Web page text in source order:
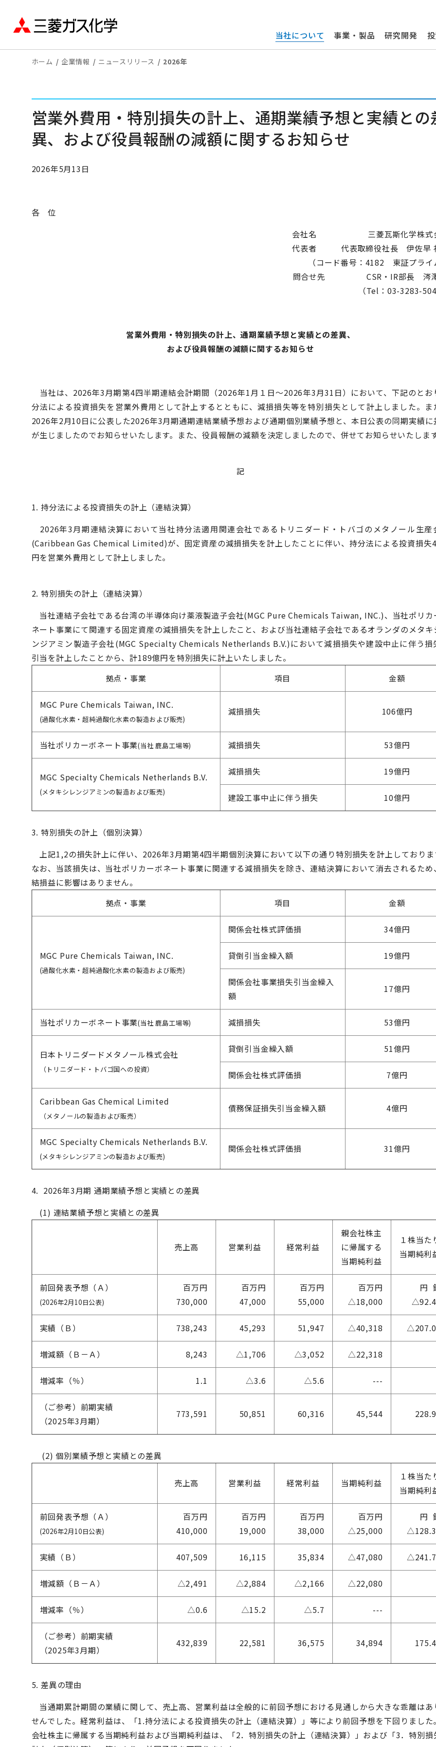
当社について 事業・製品 研究開発
ホーム 企業情報 ニュースリリース 2026年
営業外費用・特別損失の計上、通期業績予想と実績との
異、および役員報酬の減額に関するお知らせ
2026年5月13日
各 位
会社名 三菱瓦斯化学株式
代表者 代表取締役社長 伊佐早
（コード番号：4182 東証プライ
問合せ先 CSR・IR部長 涔
（Tel：03-3283-
営業外費用・特別損失の計上、通期業績予想と実績との差異、
および役員報酬の減額に関するお知らせ
当社は、2026年3月期第4四半期連結会計期間（2026年1月１日～2026年3月31日）において、下記のとお
分法による投資損失を営業外費用として計上するとともに、減損損失等を特別損失として計上しました。ま
2026年2月10日に公表した2026年3月期通期連結業績予想および通期個別業績予想と、本日公表の同期実績に
が生じましたのでお知らせいたします。また、役員報酬の減額を決定しましたので、併せてお知らせいたします
記
1. 持分法による投資損失の計上（連結決算）
2026年3月期連結決算において当社持分法適用関連会社であるトリニダード・トバゴのメタノール生産
(Caribbean Gas Chemical Limited)が、固定資産の減損損失を計上したことに伴い、持分法による投資損失
円を営業外費用として計上しました。
2. 特別損失の計上（連結決算）
当社連結子会社である台湾の半導体向け薬液製造子会社(MGC Pure Chemicals Taiwan, INC.)、当社ポリカ
ネート事業にて関連する固定資産の減損損失を計上したこと、および当社連結子会社であるオランダのメタキ
ンジアミン製造子会社(MGC Specialty Chemicals Netherlands B.V.)において減損損失や建設中止に伴う損
引当を計上したことから、計189億円を特別損失に計上いたしました。
拠点・事業
項目 金額
MGC Pure Chemicals Taiwan, INC.
(過酸化水素・超純過酸化水素の製造および販売)
減損損失 106億円
当社ポリカーボネート事業(当社 鹿島工場等) 減損損失 53億円
MGC Specialty Chemicals Netherlands B.V.
(メタキシレンジアミンの製造および販売)
減損損失 19億円
建設工事中止に伴う損失 10億円
3. 特別損失の計上（個別決算）
上記1,2の損失計上に伴い、2026年3月期第4四半期個別決算において以下の通り特別損失を計上しておりま
なお、当該損失は、当社ポリカーボネート事業に関連する減損損失を除き、連結決算において消去されるため
結損益に影響はありません。
拠点・事業
項目 金額
MGC Pure Chemicals Taiwan, INC.
(過酸化水素・超純過酸化水素の製造および販売)
関係会社株式評価損 34億円
貸倒引当金繰入額 19億円
関係会社事業損失引当金繰入
額
17億円
当社ポリカーボネート事業(当社 鹿島工場等) 減損損失 53億円
日本トリニダードメタノール株式会社
（トリニダード・トバゴ国への投資）
貸倒引当金繰入額 51億円
関係会社株式評価損 7億円
Caribbean Gas Chemical Limited
（メタノールの製造および販売）
債務保証損失引当金繰入額 4億円
MGC Specialty Chemicals Netherlands B.V.
(メタキシレンジアミンの製造および販売)
関係会社株式評価損 31億円
4. 2026年3月期 通期業績予想と実績との差異
(1) 連結業績予想と実績との差異
売上高 営業利益 経常利益
親会社株主
に帰属する
当期純利益
１株当た
当期純利
前回発表予想（Ａ）
(2026年2月10日公表)
百万円
730,000
百万円
47,000
百万円
55,000
百万円
△18,000
円
実績（Ｂ） 738,243 45,293 51,947 △40,318
増減額（Ｂ－Ａ） 8,243 △1,706 △3,052 △22,318
増減率（％） 1.1 △3.6 △5.6 ---
（ご参考）前期実績
（2025年3月期）
773,591 50,851 60,316 45,544
(2) 個別業績予想と実績との差異
売上高 営業利益 経常利益 当期純利益
１株当た
当期純利
前回発表予想（Ａ）
(2026年2月10日公表)
百万円
410,000
百万円
19,000
百万円
38,000
百万円
△25,000
円
実績（Ｂ） 407,509 16,115 35,834 △47,080
増減額（Ｂ－Ａ） △2,491 △2,884 △2,166 △22,080
増減率（％） △0.6 △15.2 △5.7 ---
（ご参考）前期実績
（2025年3月期）
432,839 22,581 36,575 34,894
5. 差異の理由
当通期累計期間の業績に関して、売上高、営業利益は全般的に前回予想における見通しから大きな乖離はあ
せんでした。経常利益は、「1.持分法による投資損失の計上（連結決算）」等により前回予想を下回りました
会社株主に帰属する当期純利益および当期純利益は、「2．特別損失の計上（連結決算）」および「3．特別損